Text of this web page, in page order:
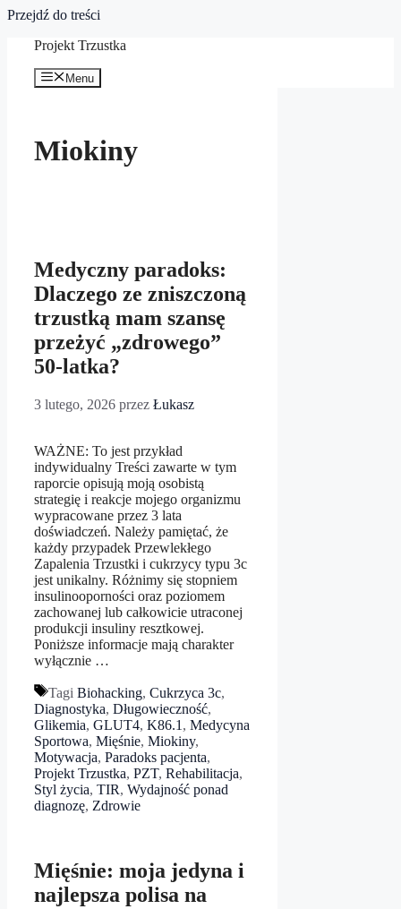
Przejdź do treści
Projekt Trzustka
Menu
Miokiny
Medyczny paradoks:
Dlaczego ze zniszczoną
trzustką mam szansę
przeżyć „zdrowego”
50‑latka?
3 lutego, 2026 przez Łukasz
WAŻNE: To jest przykład
indywidualny Treści zawarte w tym
raporcie opisują moją osobistą
strategię i reakcje mojego organizmu
wypracowane przez 3 lata
doświadczeń. Należy pamiętać, że
każdy przypadek Przewlekłego
Zapalenia Trzustki i cukrzycy typu 3c
jest unikalny. Różnimy się stopniem
insulinooporności oraz poziomem
zachowanej lub całkowicie utraconej
produkcji insuliny resztkowej.
Poniższe informacje mają charakter
wyłącznie …
Tagi Biohacking, Cukrzyca 3c,
Diagnostyka, Długowieczność,
Glikemia, GLUT4, K86.1 , Medycyna
Sportowa, Mięśnie, Miokiny,
Motywacja, Paradoks pacjenta,
Projekt Trzustka, PZT, Rehabilitacja,
Styl życia, TIR, Wydajność ponad
diagnozę, Zdrowie
Mięśnie: moja jedyna i
najlepsza polisa na